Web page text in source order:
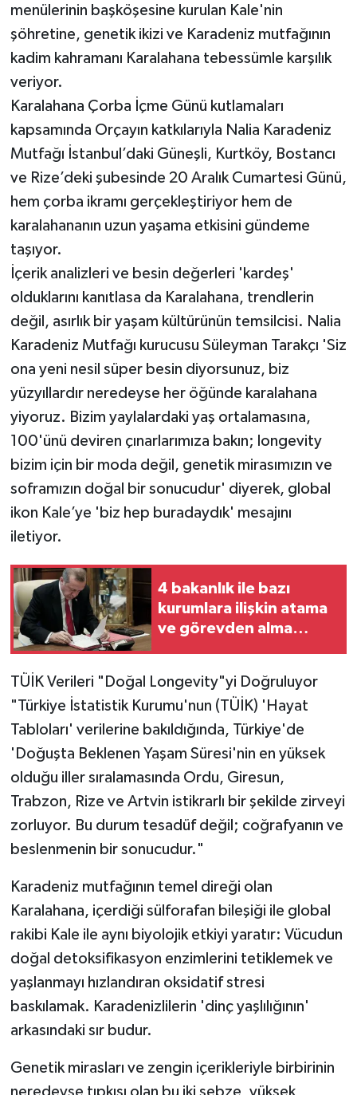
menülerinin başköşesine kurulan Kale'nin
şöhretine, genetik ikizi ve Karadeniz mutfağının
kadim kahramanı Karalahana tebessümle karşılık
veriyor.
Karalahana Çorba İçme Günü kutlamaları
kapsamında Orçayın katkılarıyla Nalia Karadeniz
Mutfağı İstanbul’daki Güneşli, Kurtköy, Bostancı
ve Rize’deki şubesinde 20 Aralık Cumartesi Günü,
hem çorba ikramı gerçekleştiriyor hem de
karalahananın uzun yaşama etkisini gündeme
taşıyor.
İçerik analizleri ve besin değerleri 'kardeş'
olduklarını kanıtlasa da Karalahana, trendlerin
değil, asırlık bir yaşam kültürünün temsilcisi. Nalia
Karadeniz Mutfağı kurucusu Süleyman Tarakçı 'Siz
ona yeni nesil süper besin diyorsunuz, biz
yüzyıllardır neredeyse her öğünde karalahana
yiyoruz. Bizim yaylalardaki yaş ortalamasına,
100'ünü deviren çınarlarımıza bakın; longevity
bizim için bir moda değil, genetik mirasımızın ve
soframızın doğal bir sonucudur' diyerek, global
ikon Kale’ye 'biz hep buradaydık' mesajını
iletiyor.
4 bakanlık ile bazı
kurumlara ilişkin atama
ve görevden alma
TÜİK Verileri "Doğal Longevity"yi Doğruluyor
"Türkiye İstatistik Kurumu'nun (TÜİK) 'Hayat
Tabloları' verilerine bakıldığında, Türkiye'de
'Doğuşta Beklenen Yaşam Süresi'nin en yüksek
olduğu iller sıralamasında Ordu, Giresun,
Trabzon, Rize ve Artvin istikrarlı bir şekilde zirveyi
zorluyor. Bu durum tesadüf değil; coğrafyanın ve
beslenmenin bir sonucudur."
Karadeniz mutfağının temel direği olan
Karalahana, içerdiği sülforafan bileşiği ile global
rakibi Kale ile aynı biyolojik etkiyi yaratır: Vücudun
doğal detoksifikasyon enzimlerini tetiklemek ve
yaşlanmayı hızlandıran oksidatif stresi
baskılamak. Karadenizlilerin 'dinç yaşlılığının'
arkasındaki sır budur.
Genetik mirasları ve zengin içerikleriyle birbirinin
neredeyse tıpkısı olan bu iki sebze, yüksek